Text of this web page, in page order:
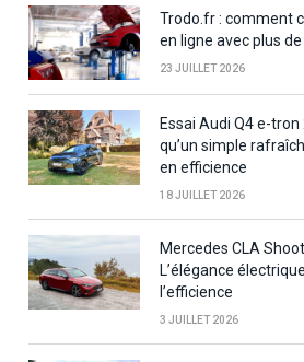
Trodo.fr : comment
en ligne avec plus
23 JUILLET 2026
Essai Audi Q4 e-
qu’un simple
en efficience
18 JUILLET 2026
Mercedes CLA
L’élégance
l’efficience
3 JUILLET 2026